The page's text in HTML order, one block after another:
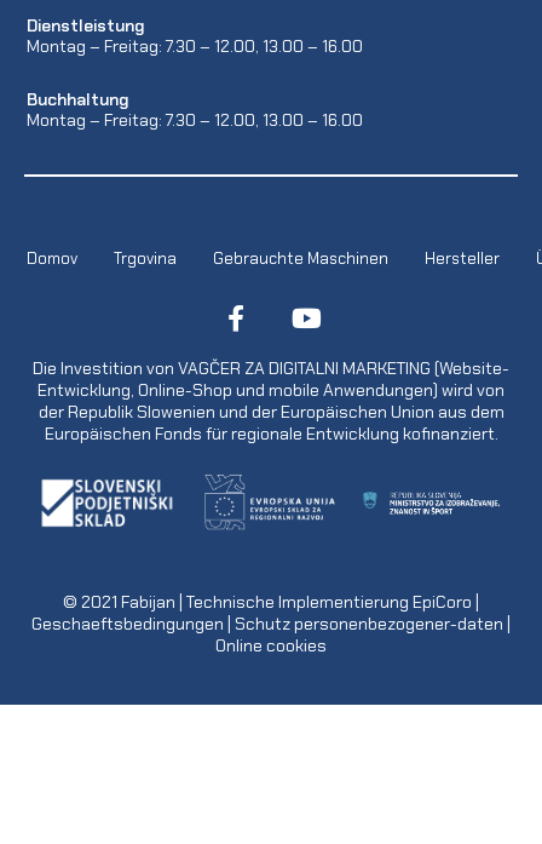
Dienstleistung
Montag – Freitag: 7.30 – 12.00, 13.00 – 16.00
Buchhaltung
Montag – Freitag: 7.30 – 12.00, 13.00 – 16.00
Domov Trgovina Gebrauchte Maschinen Hersteller
Die Investition von VAGČER ZA DIGITALNI MARKETING (Website-
Entwicklung, Online-Shop und mobile Anwendungen) wird von
der Republik Slowenien und der Europäischen Union aus dem
Europäischen Fonds für regionale Entwicklung kofinanziert.
© 2021 Fabijan | Technische Implementierung EpiCoro
Geschaeftsbedingungen Schutz personenbezogener-daten
Online cookies